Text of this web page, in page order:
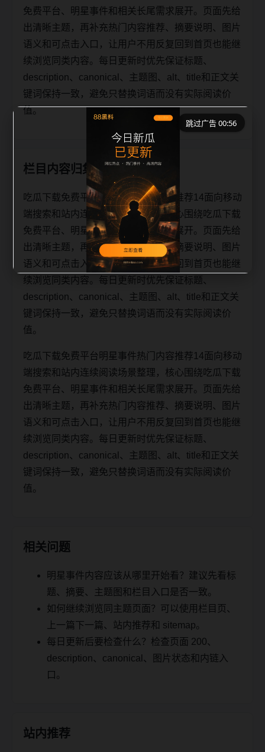
免费平台、明星事件和相关长尾需求展开。页面先给
出清晰主题，再补充热门内容推荐、摘要说明、图片
语义和可点击入口，让用户不用反复回到首页也能继
续浏览同类内容。每日更新时优先保证标题、
description、canonical、主题图、alt、title和正文关
键词保持一致，避免只替换词语而没有实际阅读价
值。
栏目内容归集
吃瓜下载免费平台明星事件热门内容推荐14面向移动
端搜索和站内连续阅读场景整理，核心围绕吃瓜下载
免费平台、明星事件和相关长尾需求展开。页面先给
出清晰主题，再补充热门内容推荐、摘要说明、图片
语义和可点击入口，让用户不用反复回到首页也能继
续浏览同类内容。每日更新时优先保证标题、
description、canonical、主题图、alt、title和正文关
键词保持一致，避免只替换词语而没有实际阅读价
值。
吃瓜下载免费平台明星事件热门内容推荐14面向移动
端搜索和站内连续阅读场景整理，核心围绕吃瓜下载
免费平台、明星事件和相关长尾需求展开。页面先给
出清晰主题，再补充热门内容推荐、摘要说明、图片
语义和可点击入口，让用户不用反复回到首页也能继
续浏览同类内容。每日更新时优先保证标题、
description、canonical、主题图、alt、title和正文关
键词保持一致，避免只替换词语而没有实际阅读价
值。
相关问题
明星事件内容应该从哪里开始看？建议先看标
题、摘要、主题图和栏目入口是否一致。
如何继续浏览同主题页面？可以使用栏目页、
上一篇下一篇、站内推荐和 sitemap。
每日更新后要检查什么？检查页面 200、
description、canonical、图片状态和内链入
口。
站内推荐
跳过广告 00:56